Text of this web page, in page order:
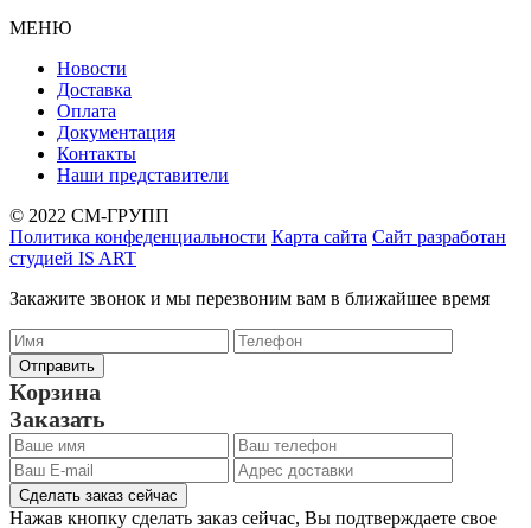
МЕНЮ
Новости
Доставка
Оплата
Документация
Контакты
Наши представители
© 2022 СМ-ГРУПП
Политика конфеденциальности Карта сайта Сайт разработан
студией IS ART
Закажите звонок и мы перезвоним вам в ближайшее время
Корзина
Заказать
Сделать заказ сейчас
Нажав кнопку сделать заказ сейчас, Вы подтверждаете свое